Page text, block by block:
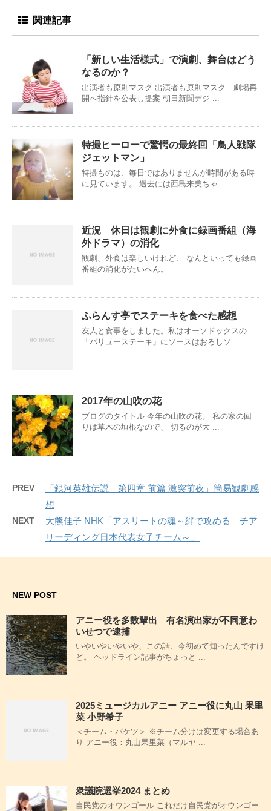
関連記事
「新しい生活様式」で演劇、舞台はどう
なるのか？
出演者も原則マスク 出演者も原則マスク 劇場再
開へ指針を公表し提案 朝日新聞デジ ...
特撮ヒーローで驚愕の最終回「鳥人戦隊
ジェットマン」
特撮ものは、毎日ではありませんが時間がある時
に見ています。 過去には西島来美ちゃ ...
近況 休日は観劇に外食に録画番組（海
外ドラマ）の消化
観劇、外食は楽しいけれど、 なんといっても録画
番組の消化がたいへん。
ふらんす亭でステーキを食べた感想
友人と食事をしました。私はオーソドックスの
「バリューステーキ」にソースはおろしソ ...
2017年の山吹の花
ブログのタイトル 今年の山吹の花。 私の家の回
りは草木の垣根なので、 切るのが大 ...
PREV
「銀河英雄伝説 第四章 前篇 激突前夜」簡易観劇感
想
NEXT
大熊佳子 NHK「アスリートの魂～絆で攻める チア
リーディング日本代表女子チーム～」
NEW POST
アニー役を多数輩出 有名演出家が不同意わ
いせつで逮捕
いやいやいやいや、この話、今初めて知ったんですけ
ど。 ヘッドライン記事がちょっと ...
2025ミュージカルアニー アニー役に丸山 果里
菜 小野希子
＜チーム・バケツ＞ ※チーム分けは変更する場合あ
り アニー役：丸山果里菜（マルヤ ...
衆議院選挙2024 まとめ
自民党のオウンゴール これだけ自民党がオウンゴー